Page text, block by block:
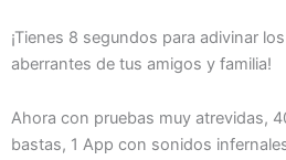
¡Tienes 8 segundos para adivinar
aberrantes de tus amigos y familia!
Ahora con pruebas muy atrevidas,
bastas, 1 App con sonidos